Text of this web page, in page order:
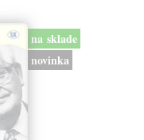
na sklade
novinka